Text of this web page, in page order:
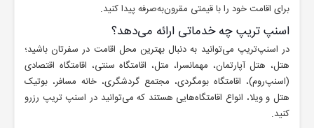
برای اقامت خود را با قیمتی مقرون‌به‌صرفه پیدا کنید.
اسنپ ‌تریپ چه خدماتی ارائه می‌دهد؟
در اسنپ‌تریپ می‌توانید به دنبال بهترین محل اقامت در سفرتان باشید؛
هتل، هتل آپارتمان، مهمانسرا، متل، اقامتگاه سنتی، اقامتگاه اقتصادی
(اسنپ‌روم)، اقامتگاه بومگردی، مجتمع گردشگری، خانه مسافر، بوتیک
هتل و ویلا، انواع اقامتگاه‌هایی هستند که می‌توانید در اسنپ ‌تریپ رزرو
کنید.